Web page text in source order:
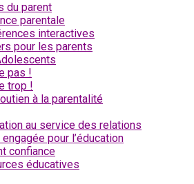
du parent
parentale
interactives
pour les parents
pas !
trop !
à la parentalité
au service des relations
pour l’éducation
confiance
éducatives